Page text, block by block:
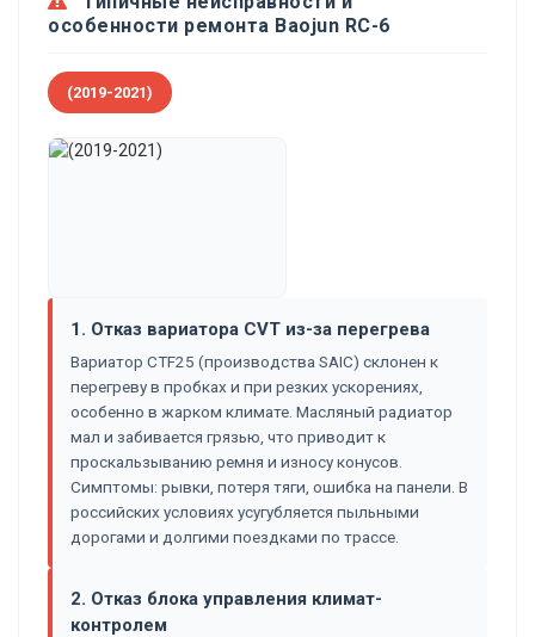
особенности ремонта Baojun RC-6
(2019-2021)
1. Отказ вариатора CVT из-за перегрева
Вариатор CTF25 (производства SAIC) склонен к
перегреву в пробках и при резких ускорениях,
особенно в жарком климате. Масляный радиатор
мал и забивается грязью, что приводит к
проскальзыванию ремня и износу конусов.
Симптомы: рывки, потеря тяги, ошибка на панели. В
российских условиях усугубляется пыльными
дорогами и долгими поездками по трассе.
2. Отказ блока управления климат-
контролем